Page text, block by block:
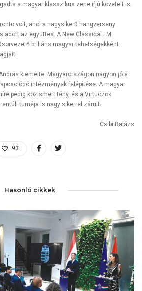
a magyar klasszikus zene ifjú követeit is.
volt, ahol a nagysikerű hangverseny
adott az együttes. A New Classical FM
briliáns magyar tehetségekként
kiemelte: Magyarországon nagyon jó a
intézmények felépítése. A magyar
pedig közismert tény, és a Virtuózok
turnéja is nagy sikerrel zárult.
Csibi Balázs
93
Hasonló cikkek